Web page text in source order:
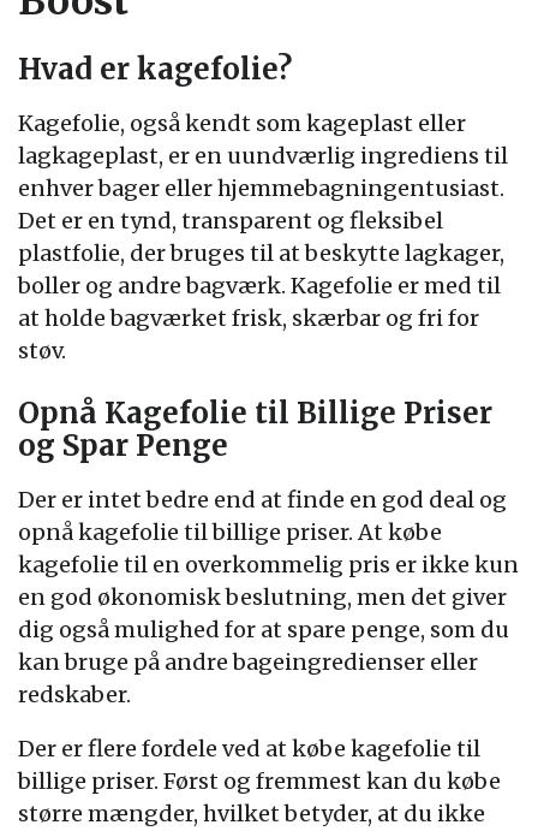
Hvad er kagefolie?
Kagefolie, også kendt som kageplast eller
lagkageplast, er en uundværlig ingrediens til
enhver bager eller hjemmebagningentusiast.
Det er en tynd, transparent og fleksibel
plastfolie, der bruges til at beskytte lagkager,
boller og andre bagværk. Kagefolie er med til
at holde bagværket frisk, skærbar og fri for
støv.
Opnå Kagefolie til Billige Priser
og Spar Penge
Der er intet bedre end at finde en god deal og
opnå kagefolie til billige priser. At købe
kagefolie til en overkommelig pris er ikke kun
en god økonomisk beslutning, men det giver
dig også mulighed for at spare penge, som du
kan bruge på andre bageingredienser eller
redskaber.
Der er flere fordele ved at købe kagefolie til
billige priser. Først og fremmest kan du købe
større mængder, hvilket betyder, at du ikke